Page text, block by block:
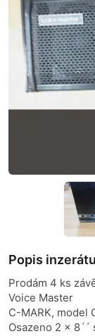
Popis inzerátu
Prodám 4 ks
Voice Master
C-MARK, model
Osazeno 2 x